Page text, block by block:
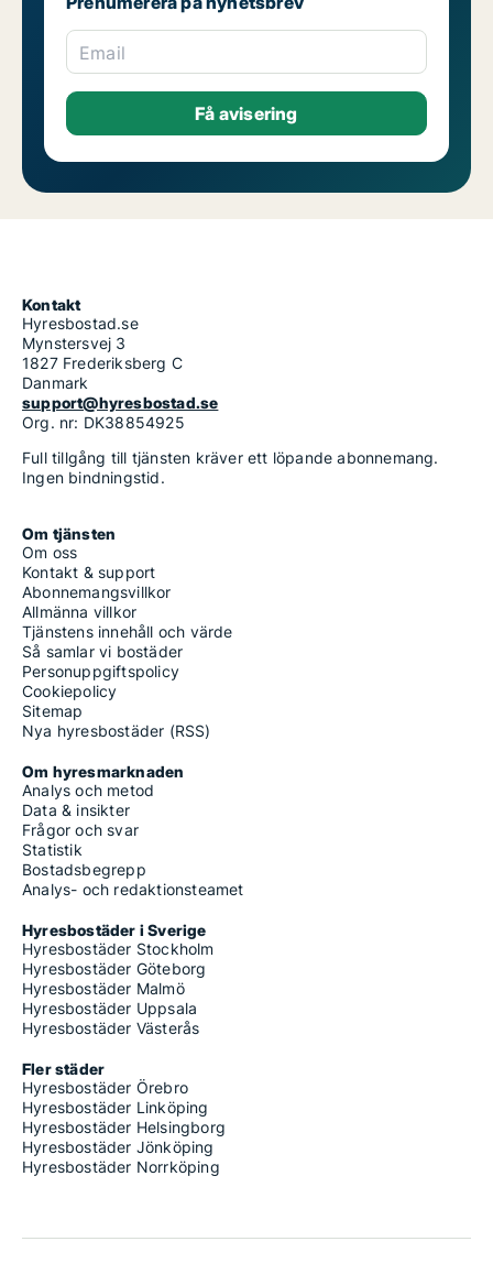
Email
Kontakt
Hyresbostad.se
Mynstersvej 3
1827 Frederiksberg C
Danmark
support@hyresbostad.se
Org. nr: DK38854925
Full tillgång till tjänsten kräver ett löpande abonnemang.
Ingen bindningstid.
Om tjänsten
Om oss
Kontakt & support
Abonnemangsvillkor
Allmänna villkor
Tjänstens innehåll och värde
Så samlar vi bostäder
Personuppgiftspolicy
Cookiepolicy
Sitemap
Nya hyresbostäder (RSS)
Om hyresmarknaden
Analys och metod
Data & insikter
Frågor och svar
Statistik
Bostadsbegrepp
Analys- och redaktionsteamet
Hyresbostäder i Sverige
Hyresbostäder Stockholm
Hyresbostäder Göteborg
Hyresbostäder Malmö
Hyresbostäder Uppsala
Hyresbostäder Västerås
Fler städer
Hyresbostäder Örebro
Hyresbostäder Linköping
Hyresbostäder Helsingborg
Hyresbostäder Jönköping
Hyresbostäder Norrköping